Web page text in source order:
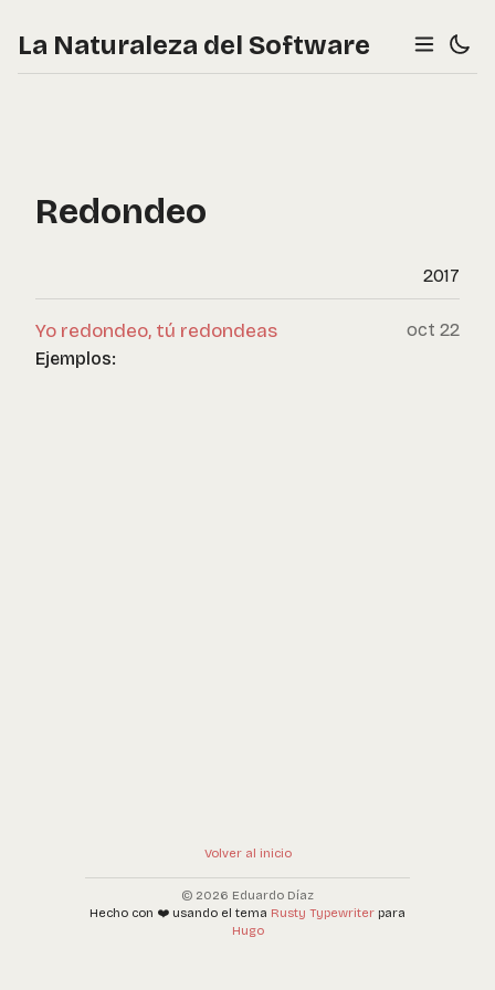
La Naturaleza del Software
Redondeo
2017
Yo redondeo, tú redondeas
oct 22
Ejemplos:
Volver al inicio
© 2026 Eduardo Díaz
Hecho con ❤️ usando el tema Rusty Typewriter para
Hugo